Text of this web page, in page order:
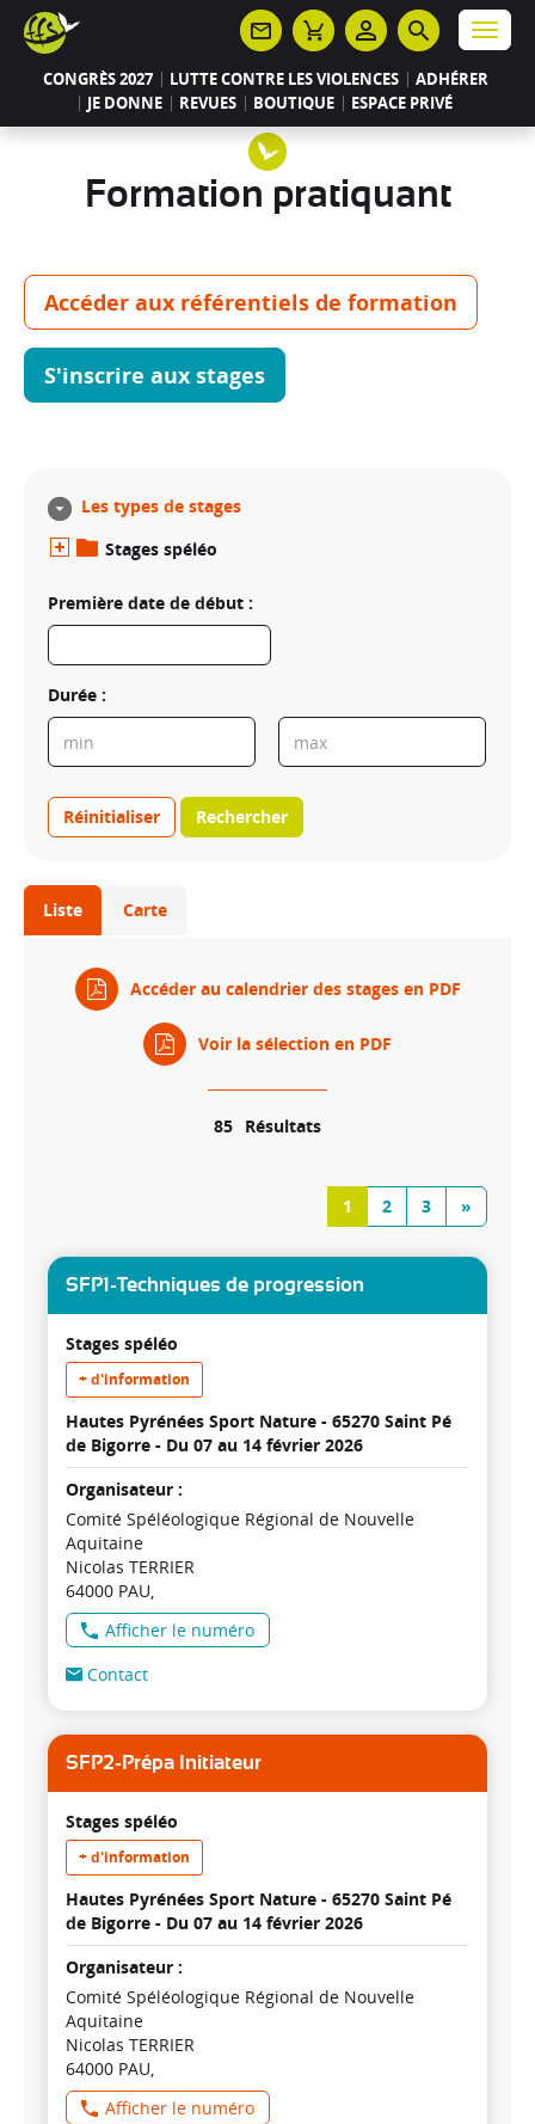
CONGRÈS 2027 LUTTE CONTRE LES VIOLENCES
ADHÉRER
JE DONNE
REVUES BOUTIQUE ESPACE PRIVÉ
Menu
Formation pratiquant
Accéder aux référentiels de formation
S'inscrire aux stages
Les types de stages
Stages spéléo
Première date de début :
Durée :
Réinitialiser Rechercher
Liste Carte
Accéder au calendrier des stages en PDF
Voir la sélection en PDF
85 Résultats
1 2 3 »
SFP1-Techniques de progression
Stages spéléo
+ d'information
Hautes Pyrénées Sport Nature - 65270 Saint Pé
de Bigorre - Du 07 au 14 février 2026
Organisateur :
Comité Spéléologique Régional de Nouvelle
Aquitaine
Nicolas TERRIER
64000 PAU
Afficher le numéro
Contact
SFP2-Prépa Initiateur
Stages spéléo
+ d'information
Hautes Pyrénées Sport Nature - 65270 Saint Pé
de Bigorre - Du 07 au 14 février 2026
Organisateur :
Comité Spéléologique Régional de Nouvelle
Aquitaine
Nicolas TERRIER
64000 PAU
Afficher le numéro
Panneau de gestion des cookies